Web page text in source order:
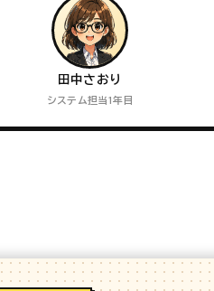
田中さおり
システム担当1年目